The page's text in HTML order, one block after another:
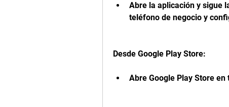
Abre la aplicación y sigue
teléfono de negocio y
Desde Google Play Store:
Abre Google Play Store